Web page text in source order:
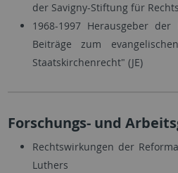
der Savigny-Stiftung für
1968-1997 Herausgeber der
Beiträge zum
Staatskirchenrecht" (JE)
Forschungs- und
Rechtswirkungen der
Luthers